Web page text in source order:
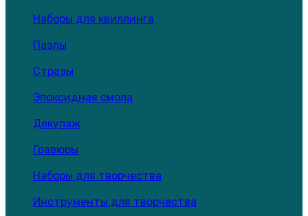
Наборы для квиллинга
Пазлы
Стразы
Эпоксидная смола
Декупаж
Гравюры
Наборы для творчества
Инструменты для творчества